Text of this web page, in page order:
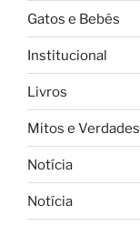
Gatos e Bebês
Institucional
Livros
Mitos e Verdades
Notícia
Notícia